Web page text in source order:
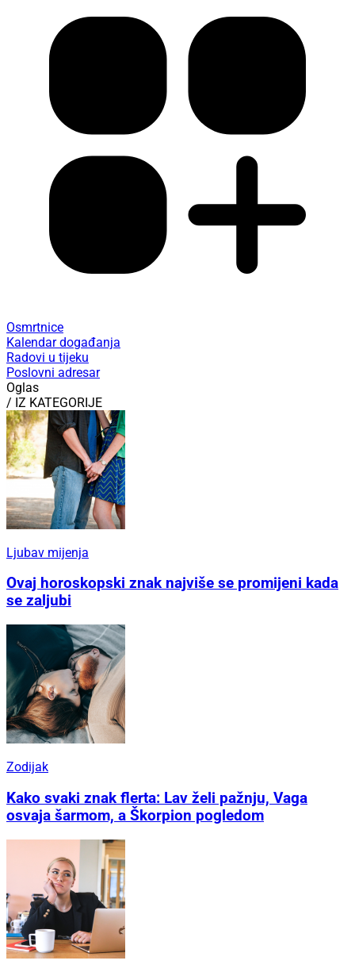
Osmrtnice
Kalendar događanja
Radovi u tijeku
Poslovni adresar
Oglas
/ IZ KATEGORIJE
Ljubav mijenja
Ovaj horoskopski znak najviše se promijeni kada
se zaljubi
Zodijak
Kako svaki znak flerta: Lav želi pažnju, Vaga
osvaja šarmom, a Škorpion pogledom